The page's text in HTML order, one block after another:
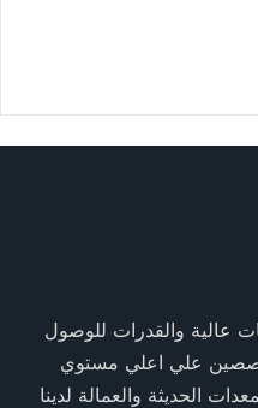
عالية والقدرات للوصول
علي اعلي مستوي
الحديثة والعمالة لدينا